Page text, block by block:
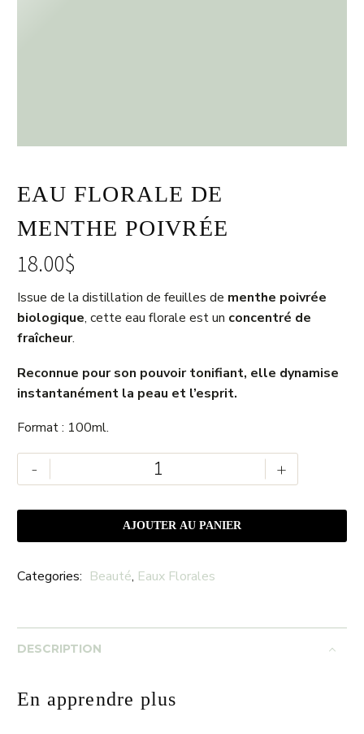
EAU FLORALE DE
MENTHE POIVRÉE
18.00$
Issue de la distillation de feuilles de menthe poivrée
biologique, cette eau florale est un concentré de
fraîcheur.
Reconnue pour son pouvoir tonifiant, elle dynamise
instantanément la peau et l’esprit.
Format : 100ml.
-
quantité
de
de
Poivrée
+
AJOUTER AU PANIER
Categories: Beauté, Eaux Florales
DESCRIPTION
En apprendre plus